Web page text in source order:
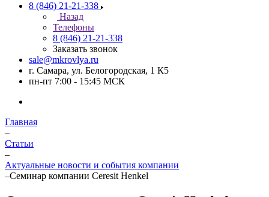
8 (846) 21-21-338
Назад
Телефоны
8 (846) 21-21-338
Заказать звонок
sale@mkrovlya.ru
г. Самара, ул. Белогородская, 1 К5
пн-пт 7:00 - 15:45 МСК
Главная
–
Статьи
–
Актуальные новости и события компании
–Семинар компании Ceresit Henkel